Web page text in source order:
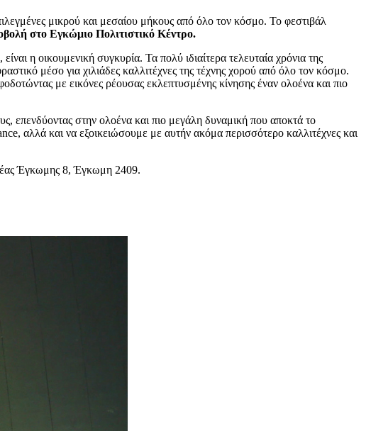
μικρού και μεσαίου μήκους από όλο τον κόσμο. Το φεστιβάλ
στο Εγκώμιο Πολιτιστικό Κέντρο.
η οικουμενική συγκυρία. Τα πολύ ιδιαίτερα τελευταία χρόνια της
μέσο για χιλιάδες καλλιτέχνες της τέχνης χορού από όλο τον κόσμο.
με εικόνες ρέουσας εκλεπτυσμένης κίνησης έναν ολοένα και πιο
επενδύοντας στην ολοένα και πιο μεγάλη δυναμική που αποκτά το
αλλά και να εξοικειώσουμε με αυτήν ακόμα περισσότερο καλλιτέχνες και
Έγκωμης 8, Έγκωμη 2409.